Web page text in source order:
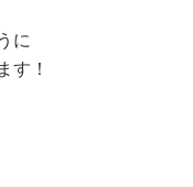
に
す！